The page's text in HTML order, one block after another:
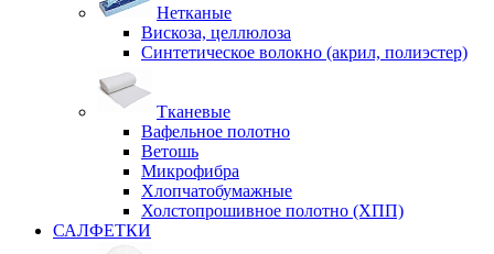
Нетканые
Вискоза, целлюлоза
Синтетическое волокно (акрил, полиэстер)
Тканевые
Вафельное полотно
Ветошь
Микрофибра
Хлопчатобумажные
Холстопрошивное полотно (ХПП)
САЛФЕТКИ